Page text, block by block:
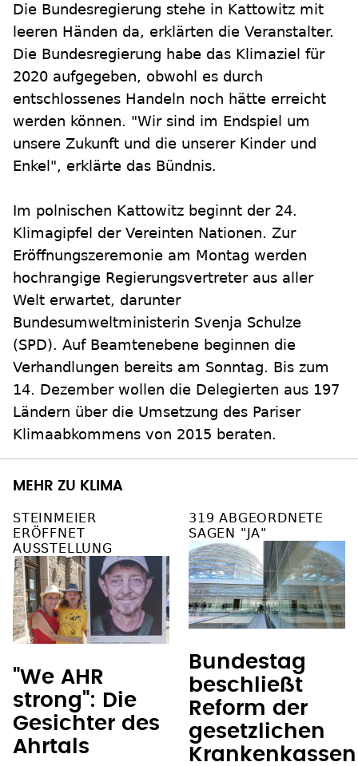
Die Bundesregierung stehe in Kattowitz mit
leeren Händen da, erklärten die Veranstalter.
Die Bundesregierung habe das Klimaziel für
2020 aufgegeben, obwohl es durch
entschlossenes Handeln noch hätte erreicht
werden können. "Wir sind im Endspiel um
unsere Zukunft und die unserer Kinder und
Enkel", erklärte das Bündnis.
Im polnischen Kattowitz beginnt der 24.
Klimagipfel der Vereinten Nationen. Zur
Eröffnungszeremonie am Montag werden
hochrangige Regierungsvertreter aus aller
Welt erwartet, darunter
Bundesumweltministerin Svenja Schulze
(SPD). Auf Beamtenebene beginnen die
Verhandlungen bereits am Sonntag. Bis zum
14. Dezember wollen die Delegierten aus 197
Ländern über die Umsetzung des Pariser
Klimaabkommens von 2015 beraten.
MEHR ZU KLIMA
STEINMEIER
ERÖFFNET
AUSSTELLUNG
"We AHR
strong": Die
Gesichter des
Ahrtals
319 ABGEORDNETE
SAGEN "JA"
Bundestag
beschließt
Reform der
gesetzlichen
Krankenkassen